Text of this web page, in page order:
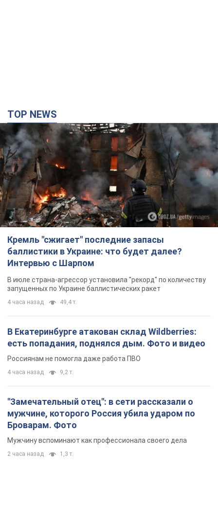
TOP NEWS
Кремль "сжигает" последние запасы
баллистики в Украине: что будет далее?
Интервью с Шарпом
В июле страна-агрессор установила "рекорд" по количеству
запущенных по Украине баллистических ракет
4 часа назад 49,4 т.
В Екатеринбурге атакован склад Wildberries:
есть попадания, поднялся дым. Фото и видео
Россиянам не помогла даже работа ПВО
4 часа назад 9,2 т.
"Замечательный отец": в сети рассказали о
мужчине, которого Россия убила ударом по
Броварам. Фото
Мужчину вспоминают как профессионала своего дела
2 часа назад 1,3 т.